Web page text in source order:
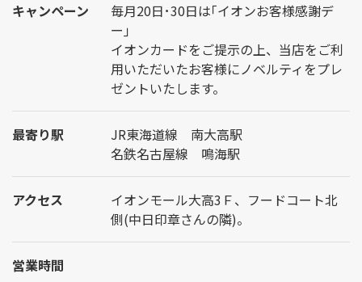
キャンペーン
毎月20日･30日は｢イオンお客様感謝デ
ー｣
イオンカードをご提示の上、当店をご利
用いただいたお客様にノベルティをプレ
ゼントいたします。
最寄り駅
JR東海道線 南大高駅
名鉄名古屋線 鳴海駅
アクセス
イオンモール大高3Ｆ、フードコート北
側(中日印章さんの隣)。
営業時間